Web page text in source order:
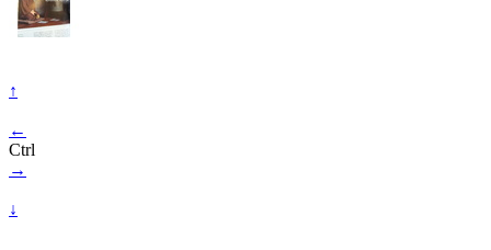
↑
←
Ctrl
→
↓